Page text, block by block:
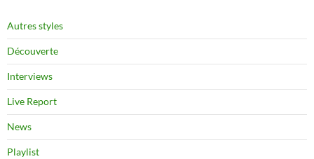
Autres styles
Découverte
Interviews
Live Report
News
Playlist